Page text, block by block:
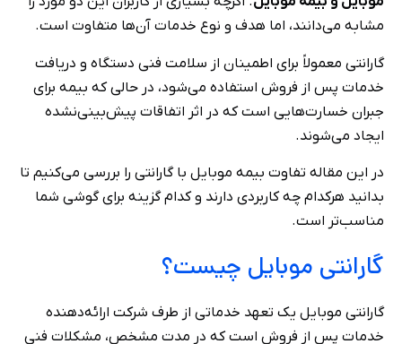
مشابه می‌دانند، اما هدف و نوع خدمات آن‌ها متفاوت است.
گارانتی معمولاً برای اطمینان از سلامت فنی دستگاه و دریافت
خدمات پس از فروش استفاده می‌شود، در حالی که بیمه برای
جبران خسارت‌هایی است که در اثر اتفاقات پیش‌بینی‌نشده
ایجاد می‌شوند.
در این مقاله تفاوت بیمه موبایل با گارانتی را بررسی می‌کنیم تا
بدانید هرکدام چه کاربردی دارند و کدام گزینه برای گوشی شما
مناسب‌تر است.
گارانتی موبایل چیست؟
گارانتی موبایل یک تعهد خدماتی از طرف شرکت ارائه‌دهنده
خدمات پس از فروش است که در مدت مشخص، مشکلات فنی